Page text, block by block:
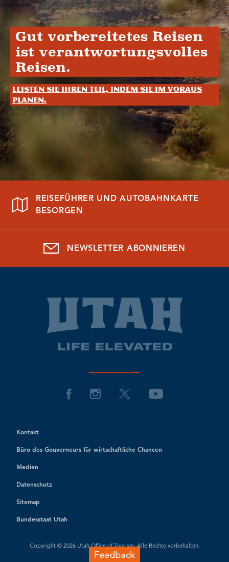
Gut vorbereitetes Reisen
ist verantwortungsvolles
Reisen.
Leisten Sie Ihren Teil, indem Sie im Voraus
planen.
REISEFÜHRER UND AUTOBAHNKARTE
BESORGEN
NEWSLETTER ABONNIEREN
Kontakt
Büro des Gouverneurs für wirtschaftliche Chancen
Medien
Datenschutz
Sitemap
Bundesstaat Utah
Copyright © 2026 Utah Office of Tourism. Alle Rechte vorbehalten.